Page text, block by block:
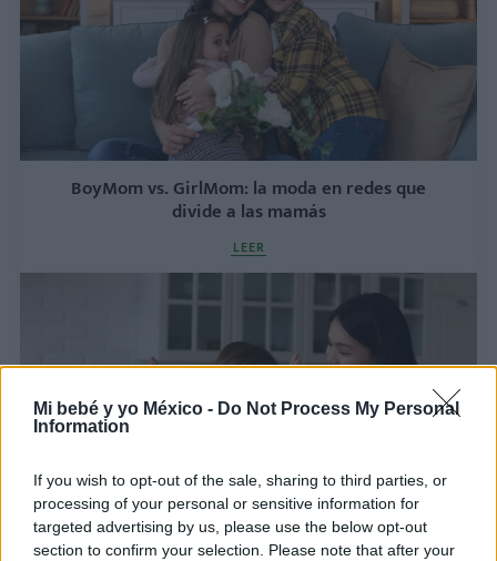
Mi bebé y yo México - Do Not Process My Personal
Information
If you wish to opt-out of the sale, sharing to third parties, or
processing of your personal or sensitive information for
targeted advertising by us, please use the below opt-out
section to confirm your selection. Please note that after your
BoyMom vs. GirlMom: la moda en redes que
divide a las mamás
LEER
¡6 Hacks de maternidad que sí funcionan! Menos